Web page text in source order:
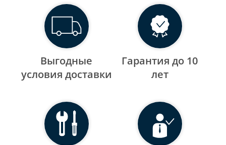
Выгодные
уcловия доставки
Гарантия до 10
лет